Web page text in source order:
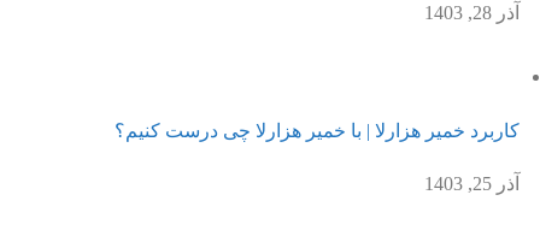
آذر 28, 1403
کاربرد خمیر هزارلا | با خمیر هزارلا چی درست کنیم؟
آذر 25, 1403